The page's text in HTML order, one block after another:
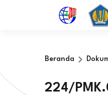
Beranda
224/